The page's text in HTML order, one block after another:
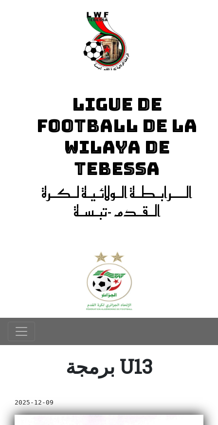
LIGUE DE
FOOTBALL DE LA
WILAYA DE
TEBESSA
الـــرابـطـة الـولائـيـة لـكـرة
الـقـدم -تبـسـة
برمجة U13
2025-12-09